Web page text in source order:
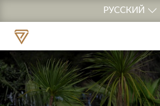
РУССКИЙ